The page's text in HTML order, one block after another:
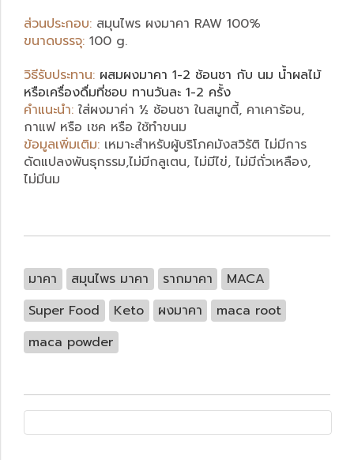
ส่วนประกอบ: สมุนไพร ผงมาคา RAW 100%
ขนาดบรรจุ: 100 g.
วิธีรับประทาน: ผสมผงมาคา 1-2 ช้อนชา กับ นม น้ำผลไม้
หรือเครื่องดื่มที่ชอบ ทานวันละ 1-2 ครั้ง
คำแนะนำ: ใส่ผงมาค่า ½ ช้อนชา ในสมูทตี้, คาเคาร้อน,
กาแฟ หรือ เชค หรือ ใช้ทำขนม
ข้อมูลเพิ่มเติม: เหมาะสำหรับผู้บริโภคมังสวิรัติ ไม่มีการ
ดัดแปลงพันธุกรรม,ไม่มีกลูเตน, ไม่มีไข่, ไม่มีถั่วเหลือง,
ไม่มีนม
มาคา สมุนไพร มาคา รากมาคา
MACA
Super Food
Keto ผงมาคา
maca root
maca powder